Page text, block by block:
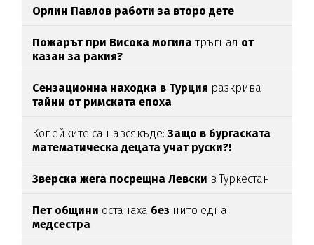
Орлин Павлов работи за второ дете
Пожарът при Висока могила тръгнал от
казан за ракия?
Сензационна находка в Турция разкрива
тайни от римската епоха
Копейките са навсякъде:Защо в бургаската
математическа децата учат руски?!
Зверска жега посрещна Левски в Туркестан
Пет общини останаха без нито една
медсестра